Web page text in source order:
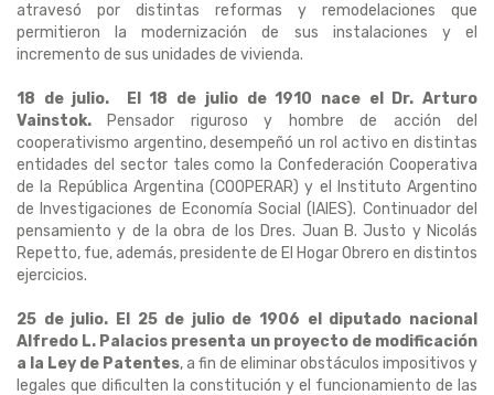
atravesó por distintas reformas y remodelaciones que
permitieron la modernización de sus instalaciones y el
incremento de sus unidades de vivienda.
18 de julio. El 18 de julio de 1910 nace el Dr. Arturo
Vainstok.
Pensador riguroso y hombre de acción del
cooperativismo argentino, desempeñó un rol activo en distintas
entidades del sector tales como la Confederación Cooperativa
de la República Argentina (COOPERAR) y el Instituto Argentino
de Investigaciones de Economía Social (IAIES). Continuador del
pensamiento y de la obra de los Dres. Juan B. Justo y Nicolás
Repetto, fue, además, presidente de El Hogar Obrero en distintos
ejercicios.
25 de julio. El 25 de julio de 1906 el diputado nacional
Alfredo L. Palacios presenta un proyecto de modificación
a la Ley de Patentes, a fin de eliminar obstáculos impositivos y
legales que dificulten la constitución y el funcionamiento de las